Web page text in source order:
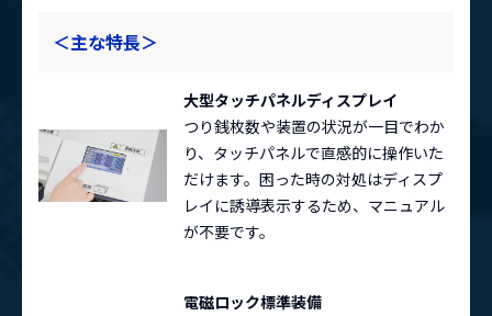
＜主な特長＞
大型タッチパネルディスプレイ
つり銭枚数や装置の状況が一目でわか
り、タッチパネルで直感的に操作いた
だけます。困った時の対処はディスプ
レイに誘導表示するため、マニュアル
が不要です。
電磁ロック標準装備